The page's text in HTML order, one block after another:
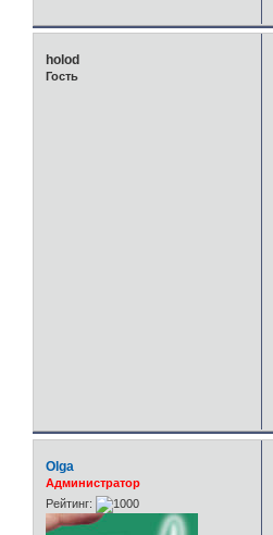
holod
Гость
Olga
Администратор
Рейтинг: